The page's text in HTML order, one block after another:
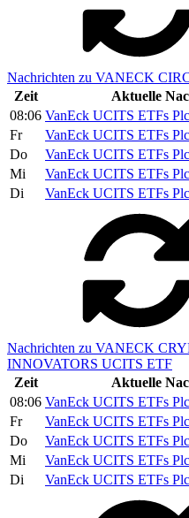
Nachrichten zu VANECK
Zeit
Aktuelle
08:06 VanEck UCITS ETFs
Fr
VanEck UCITS ETFs
Do
VanEck UCITS ETFs
Mi
VanEck UCITS ETFs
Di
VanEck UCITS ETFs
Nachrichten zu VANECK
INNOVATORS UCITS ETF
Zeit
Aktuelle
08:06 VanEck UCITS ETFs
Fr
VanEck UCITS ETFs
Do
VanEck UCITS ETFs
Mi
VanEck UCITS ETFs
Di
VanEck UCITS ETFs